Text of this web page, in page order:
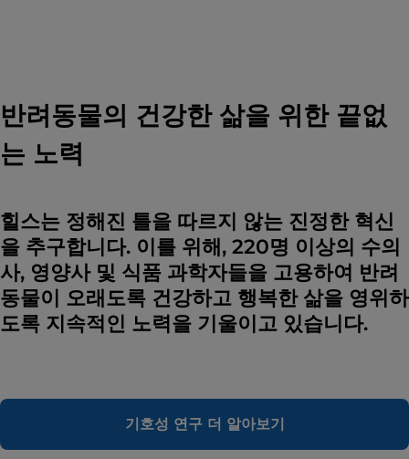
반려동물의 건강한 삶을 위한 끝없
는 노력
힐스는 정해진 틀을 따르지 않는 진정한 혁신
을 추구합니다. 이를 위해, 220명 이상의 수의
사, 영양사 및 식품 과학자들을 고용하여 반려
동물이 오래도록 건강하고 행복한 삶을 영위하
도록 지속적인 노력을 기울이고 있습니다.
기호성 연구 더 알아보기